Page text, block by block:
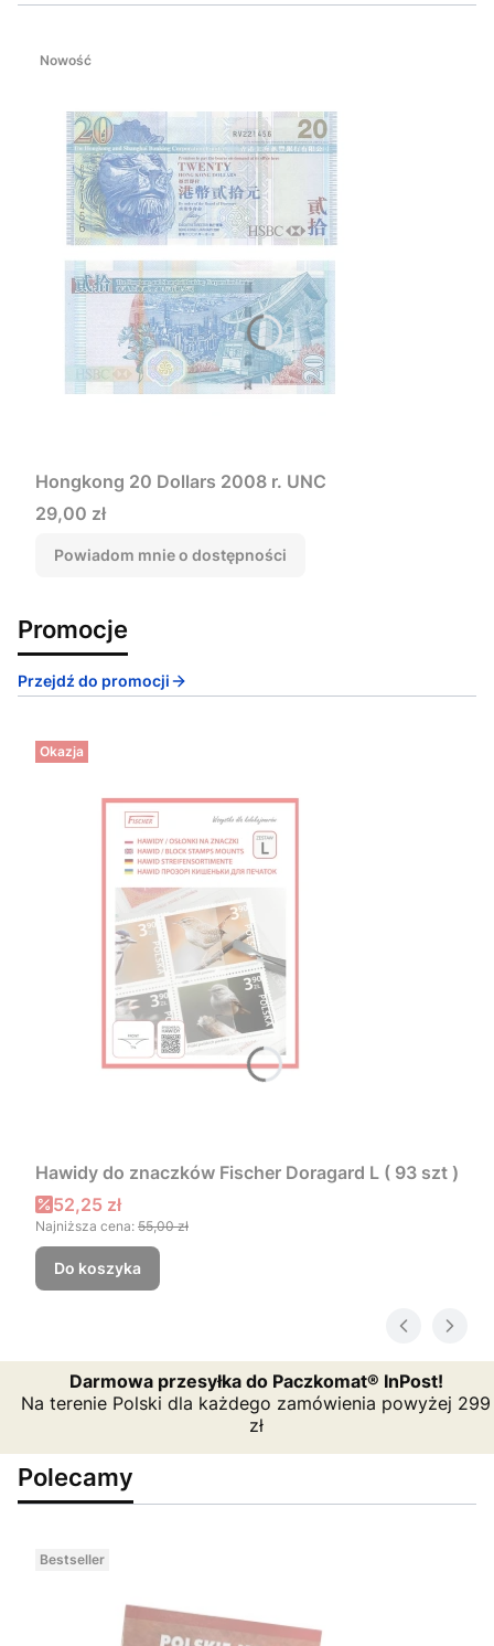
Nowość
Hongkong 20 Dollars 2008 r. UNC
Cena
29,00 zł
Powiadom mnie o dostępności
Promocje
Przejdź do promocji
Okazja
Hawidy do znaczków Fischer Doragard L ( 93 szt )
Cena promocyjna
52,25 zł
Najniższa cena: 55,00 zł
Do koszyka
Darmowa przesyłka do Paczkomat® InPost!
Na terenie Polski dla każdego zamówienia powyżej 299
zł
Polecamy
Bestseller